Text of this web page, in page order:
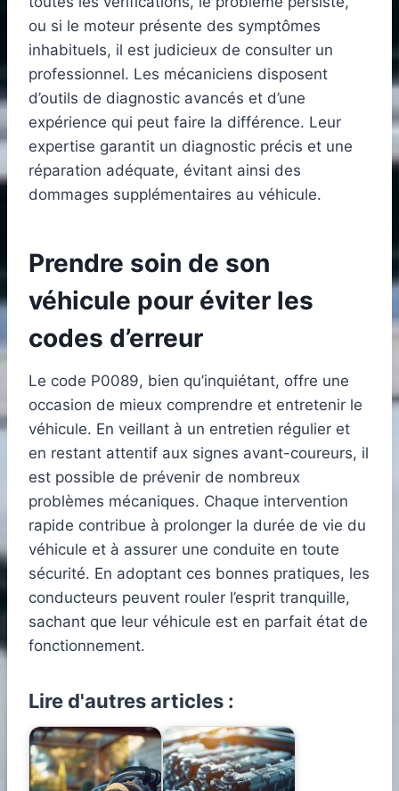
ou si le moteur présente des symptômes
inhabituels, il est judicieux de consulter un
professionnel. Les mécaniciens disposent
d’outils de diagnostic avancés et d’une
expérience qui peut faire la différence. Leur
expertise garantit un diagnostic précis et une
réparation adéquate, évitant ainsi des
dommages supplémentaires au véhicule.
Prendre soin de son
véhicule pour éviter les
codes d’erreur
Le code P0089, bien qu’inquiétant, offre une
occasion de mieux comprendre et entretenir le
véhicule. En veillant à un entretien régulier et
en restant attentif aux signes avant-coureurs, il
est possible de prévenir de nombreux
problèmes mécaniques. Chaque intervention
rapide contribue à prolonger la durée de vie du
véhicule et à assurer une conduite en toute
sécurité. En adoptant ces bonnes pratiques, les
conducteurs peuvent rouler l’esprit tranquille,
sachant que leur véhicule est en parfait état de
fonctionnement.
Lire d'autres articles :